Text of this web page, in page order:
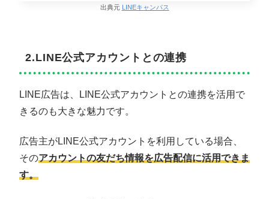
出典元 LINEキャンパス
2.LINE公式アカウントとの連携
LINE広告は、LINE公式アカウントとの連携を活用で
きるのも大きな魅力です。
広告主がLINE公式アカウントを利用している場合、
そのアカウントの友だち情報を広告配信に活用できま
す。